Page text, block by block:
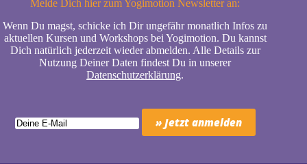
Melde Dich hier zum Yogimotion Newsletter an:
Wenn Du magst, schicke ich Dir ungefähr monatlich Infos zu
aktuellen Kursen und Workshops bei Yogimotion. Du kannst
Dich natürlich jederzeit wieder abmelden. Alle Details zur
Nutzung Deiner Daten findest Du in unserer
Datenschutzerklärung.